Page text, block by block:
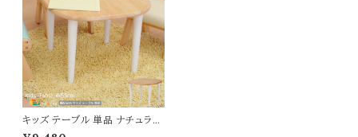
キッズ テーブル 単品 ナチュラル
子供用机 キッズテーブル 子供の